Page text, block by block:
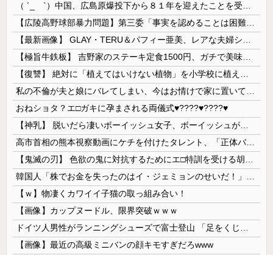
おねショタ？エ□ガキに孕まされる両儀式♥️????♥️????♥️
高市首相の熊本視察動画にケチを付けたタレント、「正体バレバレよな」と黒電話の呼び方であっさりと……
【ｗ】物凄くカワイイ子猫の取っ組み合い！
【画像】カップヌードル、限界突破ｗｗｗ
【画像】最近の高級ミニバンの顔キモすぎだろwww